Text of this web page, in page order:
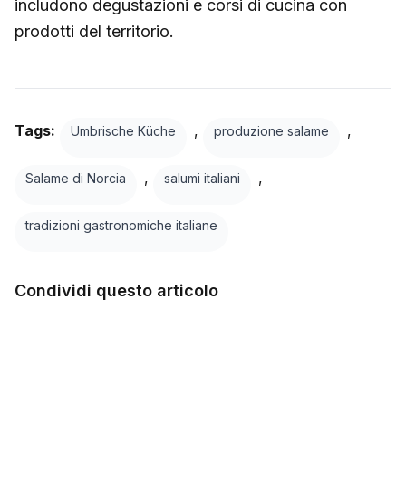
includono degustazioni e corsi di cucina con
prodotti del territorio.
Tags: Umbrische Küche , produzione salame ,
Salame di Norcia , salumi italiani ,
tradizioni gastronomiche italiane
Condividi questo articolo